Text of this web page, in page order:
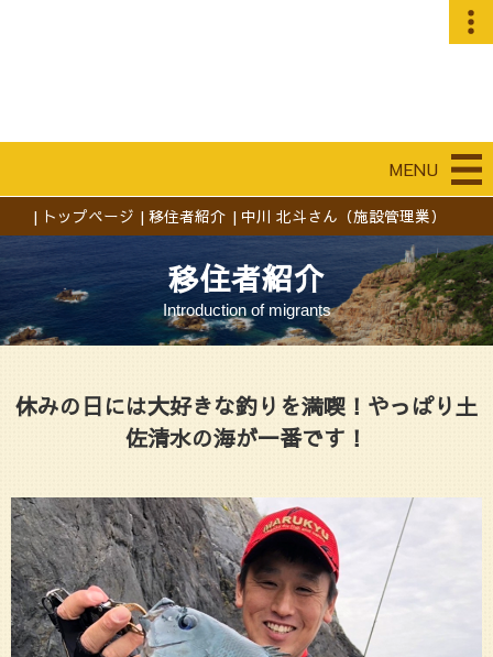
MENU
トップページ 移住者紹介 中川 北斗さん（施設管理業）
移住者紹介
Introduction of migrants
休みの日には大好きな釣りを満喫！やっぱり土
佐清水の海が一番です！